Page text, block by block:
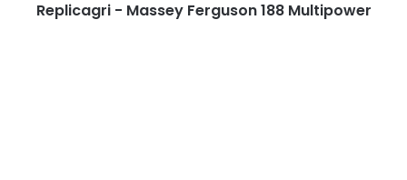
Replicagri - Massey Ferguson 188 Multipower